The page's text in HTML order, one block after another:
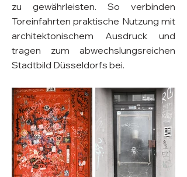
zu gewährleisten. So verbinden
Toreinfahrten praktische Nutzung mit
architektonischem Ausdruck und
tragen zum abwechslungsreichen
Stadtbild Düsseldorfs bei.